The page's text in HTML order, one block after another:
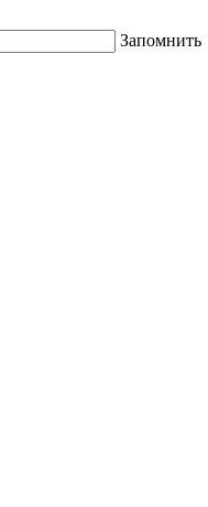
Запомнить